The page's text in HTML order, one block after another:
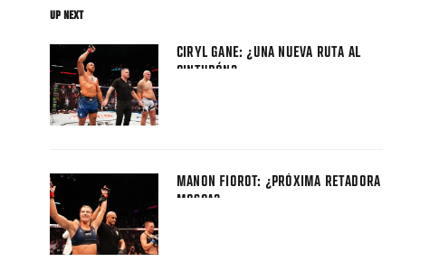
UP NEXT
CIRYL GANE: ¿UNA NUEVA RUTA AL
CINTURÓN?
MANON FIOROT: ¿PRÓXIMA RETADORA
MOSCA?